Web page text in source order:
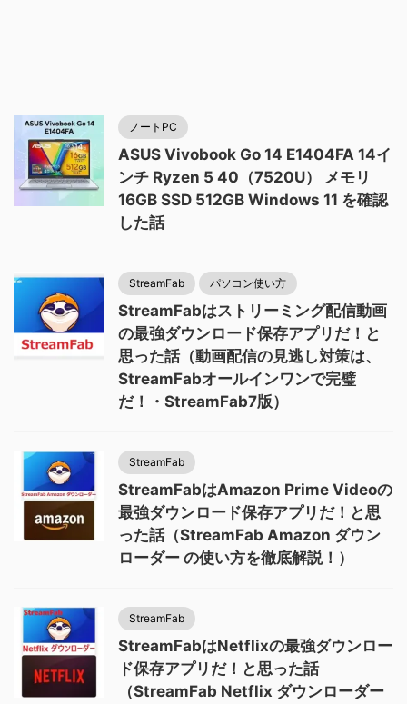
ノートPC
ASUS Vivobook Go 14 E1404FA 14イ
ンチ Ryzen 5 40（7520U） メモリ
16GB SSD 512GB Windows 11 を確認
した話
StreamFab パソコン使い方
StreamFabはストリーミング配信動画
の最強ダウンロード保存アプリだ！と
思った話（動画配信の見逃し対策は、
StreamFabオールインワンで完璧
だ！・StreamFab7版）
StreamFab
StreamFabはAmazon Prime Videoの
最強ダウンロード保存アプリだ！と思
った話（StreamFab Amazon ダウン
ローダー の使い方を徹底解説！）
StreamFab
StreamFabはNetflixの最強ダウンロー
ド保存アプリだ！と思った話
（StreamFab Netflix ダウンローダー